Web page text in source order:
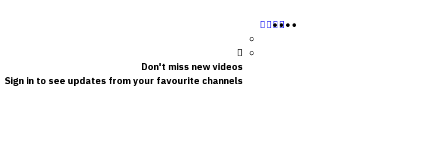
Don't miss new videos
Sign in to see updates from your favourite channels